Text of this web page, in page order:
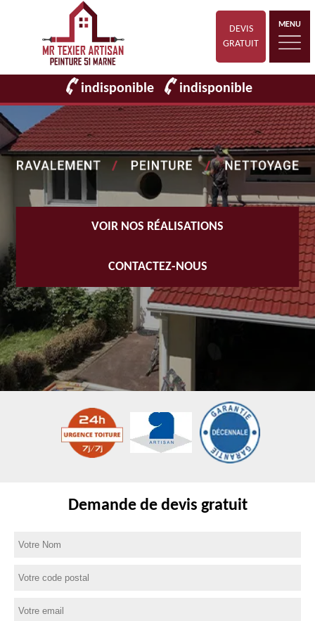
DEVIS
GRATUIT
MENU
indisponible indisponible
VOIR NOS RÉALISATIONS
CONTACTEZ-NOUS
Demande de devis gratuit